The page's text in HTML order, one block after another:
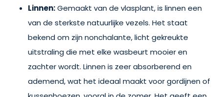
Linnen:Gemaakt van de vlasplant, is linnen een
van de sterkste natuurlijke vezels. Het staat
bekend om zijn nonchalante, licht gekreukte
uitstraling die met elke wasbeurt mooier en
zachter wordt. Linnen is zeer absorberend en
ademend, wat het ideaal maakt voor gordijnen of